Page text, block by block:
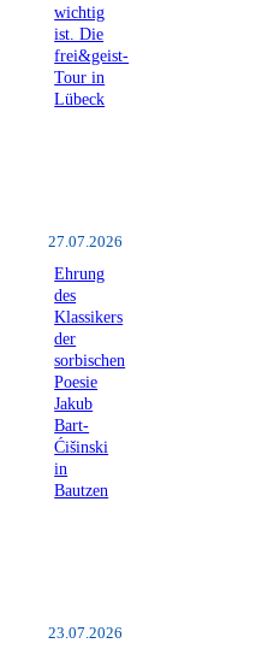
wichtig
ist. Die
frei&geist-
Tour in
Lübeck
27.07.2026
Ehrung
des
Klassikers
der
sorbischen
Poesie
Jakub
Bart-
Ćišinski
in
Bautzen
23.07.2026